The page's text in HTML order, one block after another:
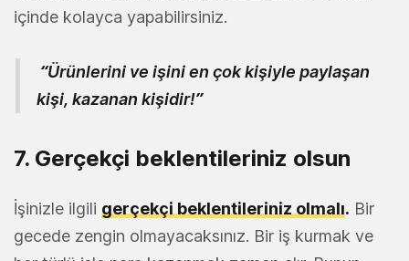
içinde kolayca yapabilirsiniz.
“Ürünlerini ve işini en çok kişiyle paylaşan
kişi, kazanan kişidir!”
7. Gerçekçi beklentileriniz olsun
İşinizle ilgili gerçekçi beklentileriniz olmalı. Bir
gecede zengin olmayacaksınız. Bir iş kurmak ve